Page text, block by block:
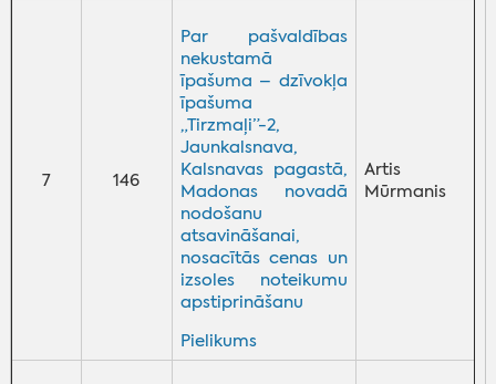
7 146
Par pašvaldības
nekustamā
īpašuma – dzīvokļa
īpašuma
„Tirzmaļi”-2,
Jaunkalsnava,
Kalsnavas pagastā,
Madonas novadā
nodošanu
atsavināšanai,
nosacītās cenas un
izsoles noteikumu
apstiprināšanu
Pielikums
Artis
Mūrmanis